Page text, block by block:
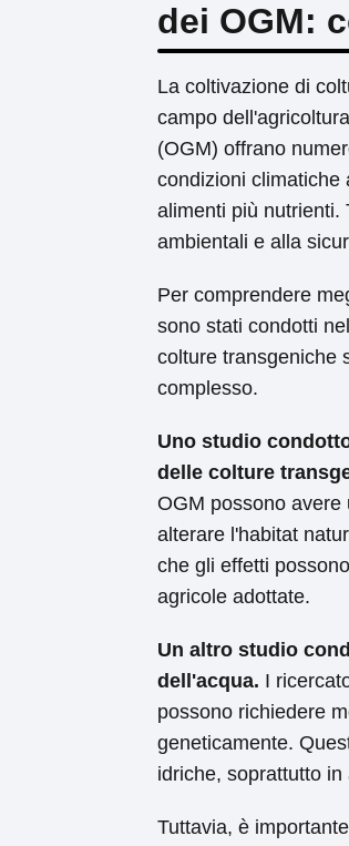
dei OGM:
La coltivazione di
campo
(OGM) offrano
condizioni climatiche
alimenti più nutrienti.
ambientali e alla
Per comprendere
sono stati condotti
colture transgeniche
complesso.
Uno studio
delle colture
OGM possono
alterare l'habitat
che gli effetti
agricole adottate.
Un altro studio
dell'acqua. I
possono richiedere
geneticamente.
idriche, soprattutto
Tuttavia, è